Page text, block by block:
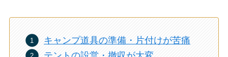
キャンプ道具の準備・片付けが苦痛